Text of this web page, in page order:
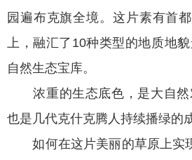
园遍布克旗全境。这片素有首
上，融汇了10种类型的地质地
自然生态宝库。
浓重的生态底色，是大自然
也是几代克什克腾人持续播绿的
如何在这片美丽的草原上实